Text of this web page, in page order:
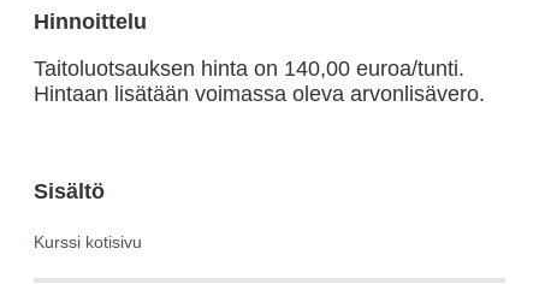
Hinnoittelu
Taitoluotsauksen hinta on 140,00 euroa/tunti.
Hintaan lisätään voimassa oleva arvonlisävero.
Sisältö
Kurssi kotisivu